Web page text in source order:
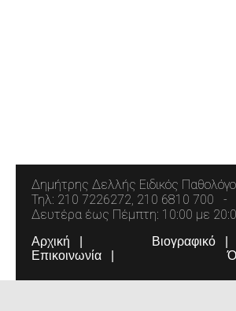
Δημήτρης Δελλής Ειδικός
Τηλ: 210 7226272, 210 6810 700
Δευτέρα έως Πέμπτη: 10:00 με
Αρχική Βιογραφικό
Επικοινωνία